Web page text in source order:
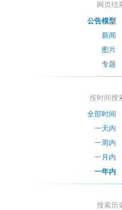
网页结
公告模型
新闻
图片
专题
按时间搜
全部时间
一天内
一周内
一月内
一年内
搜索历